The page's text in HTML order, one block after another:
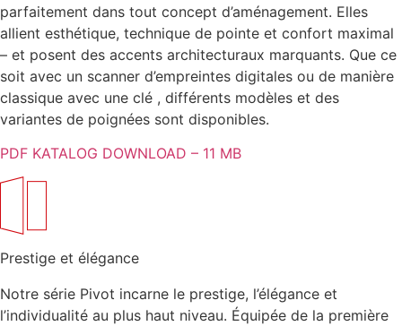
parfaitement dans tout concept d’aménagement. Elles
allient esthétique, technique de pointe et confort maximal
– et posent des accents architecturaux marquants. Que ce
soit avec un scanner d’empreintes digitales ou de manière
classique avec une clé , différents modèles et des
variantes de poignées sont disponibles.
PDF KATALOG DOWNLOAD – 11 MB
Prestige et élégance
Notre série Pivot incarne le prestige, l’élégance et
l’individualité au plus haut niveau. Équipée de la première